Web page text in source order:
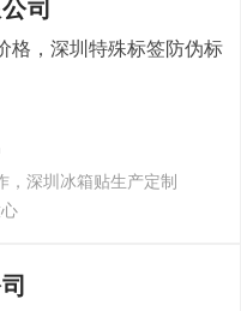
司
格，深圳特殊标签防伪标
，深圳冰箱贴生产定制